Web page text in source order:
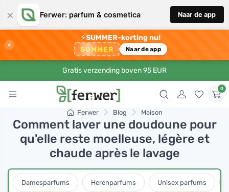
× Ferwer: parfum & cosmetica Naar de app
×
⚡SUMMER-korting nu!
SUMMER Naar de app
Gratis verzending boven 95 EUR
0
Ferwer Blog Maison
Comment laver une doudoune pour
qu'elle reste moelleuse, légère et
chaude après le lavage
Damesparfums Herenparfums Unisex parfums